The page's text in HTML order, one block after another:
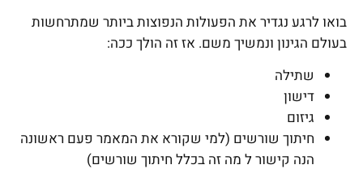
בואו לרגע נגדיר את הפעולות הנפוצות ביותר שמתרחשות
בעולם הגינון ונמשיך משם. אז זה הולך ככה:
שתילה
דישון
גיזום
חיתוך שורשים (למי שקורא את המאמר פעם ראשונה
הנה קישור ל מה זה בכלל חיתוך שורשים)